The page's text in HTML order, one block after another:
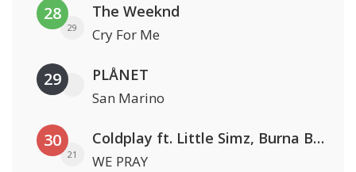
28
29
The Weeknd
Cry For Me
29 PLÅNET
San Marino
30
21
Coldplay ft. Little Simz, Burna Boy, Elyanna & Tini
WE PRAY